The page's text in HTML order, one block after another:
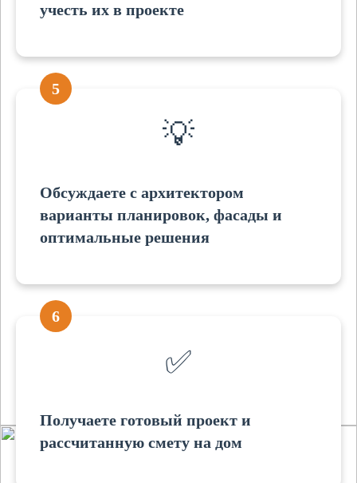
учесть их в проекте
5
💡
Обсуждаете с архитектором
варианты планировок, фасады и
оптимальные решения
6
✅
Получаете готовый проект и
рассчитанную смету на дом